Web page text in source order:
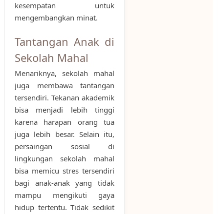
kesempatan untuk
mengembangkan minat.
Tantangan Anak di
Sekolah Mahal
Menariknya, sekolah mahal
juga membawa tantangan
tersendiri. Tekanan akademik
bisa menjadi lebih tinggi
karena harapan orang tua
juga lebih besar. Selain itu,
persaingan sosial di
lingkungan sekolah mahal
bisa memicu stres tersendiri
bagi anak-anak yang tidak
mampu mengikuti gaya
hidup tertentu. Tidak sedikit